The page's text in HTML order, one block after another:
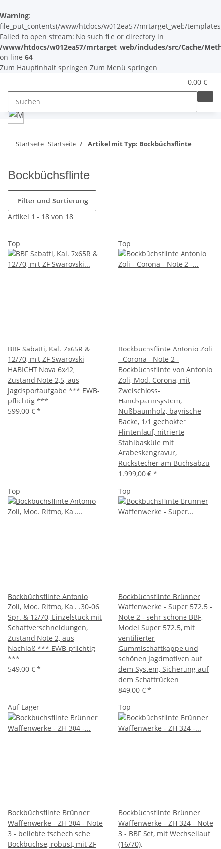
Warning:
file_put_contents(/www/htdocs/w012ea57/mrtarget_web/
Failed to open stream: No such file or directory in
/www/htdocs/w012ea57/mrtarget_web/includes/src/Cache/
on line 64
Zum Hauptinhalt springen Zum Menü springen
0,00 €
Startseite Startseite Artikel mit Typ: Bockbüchsflinte
Bockbüchsflinte
Filter und Sortierung
Artikel 1 - 18 von 18
Top
BBF Sabatti, Kal. 7x65R &
12/70, mit ZF Swarovski
HABICHT Nova 6x42,
Zustand Note 2,5, aus
Jagdsportaufgabe *** EWB-
pflichtig ***
599,00 € *
Top
Bockbüchsflinte Antonio Zoli
- Corona - Note 2 -
Bockbüchsflinte von Antonio
Zoli, Mod. Corona, mit
Zweischloss-
Handspannsystem,
Nußbaumholz, bayrische
Backe, 1/1 gechokter
Flintenlauf, nitrierte
Stahlbasküle mit
Arabeskengravur,
Rückstecher am Büchsabzu
1.999,00 € *
Top
Bockbüchsflinte Antonio
Zoli, Mod. Ritmo, Kal. .30-06
Spr. & 12/70, Einzelstück mit
Schaftverschneidungen,
Zustand Note 2, aus
Nachlaß *** EWB-pflichtig
***
549,00 € *
Top
Bockbüchsflinte Brünner
Waffenwerke - Super 572.5 -
Note 2 - sehr schöne BBF,
Model Super 572.5, mit
ventilierter
Gummischaftkappe und
schönen Jagdmotiven auf
dem System, Sicherung auf
dem Schaftrücken
849,00 € *
Auf Lager
Bockbüchsflinte Brünner
Waffenwerke - ZH 304 - Note
3 - beliebte tschechische
Bockbüchse, robust, mit ZF
Top
Bockbüchsflinte Brünner
Waffenwerke - ZH 324 - Note
3 - BBF Set, mit Wechsellauf
(16/70),